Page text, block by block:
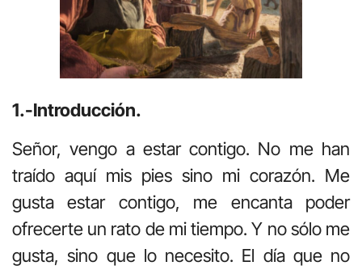
1.-Introducción.
Señor, vengo a estar contigo. No me han
traído aquí mis pies sino mi corazón. Me
gusta estar contigo, me encanta poder
ofrecerte un rato de mi tiempo. Y no sólo me
gusta, sino que lo necesito. El día que no